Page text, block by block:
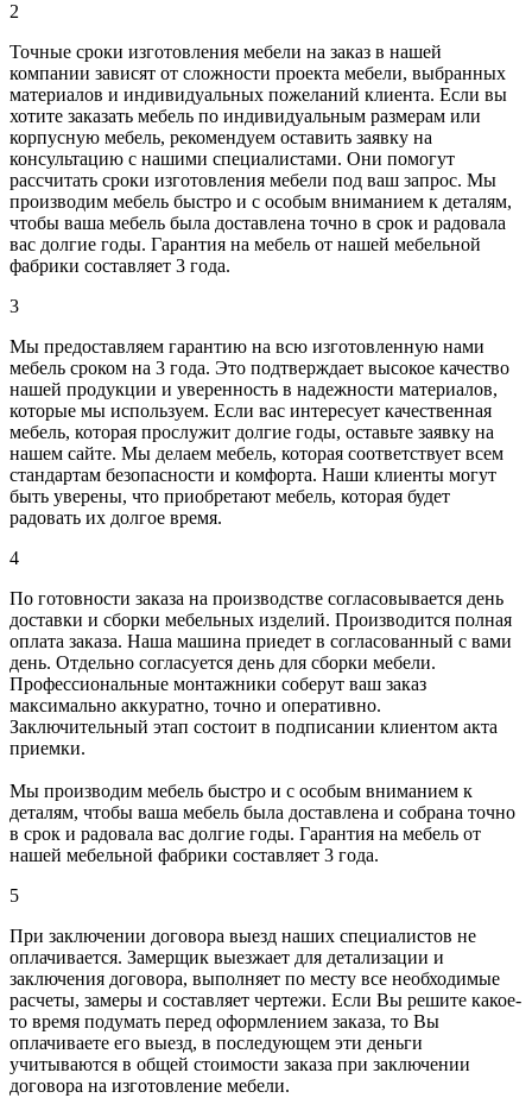
2
Точные сроки изготовления мебели на заказ в нашей
компании зависят от сложности проекта мебели, выбранных
материалов и индивидуальных пожеланий клиента. Если вы
хотите заказать мебель по индивидуальным размерам или
корпусную мебель, рекомендуем оставить заявку на
консультацию с нашими специалистами. Они помогут
рассчитать сроки изготовления мебели под ваш запрос. Мы
производим мебель быстро и с особым вниманием к деталям,
чтобы ваша мебель была доставлена точно в срок и радовала
вас долгие годы. Гарантия на мебель от нашей мебельной
фабрики составляет 3 года.
3
Мы предоставляем гарантию на всю изготовленную нами
мебель сроком на 3 года. Это подтверждает высокое качество
нашей продукции и уверенность в надежности материалов,
которые мы используем. Если вас интересует качественная
мебель, которая прослужит долгие годы, оставьте заявку на
нашем сайте. Мы делаем мебель, которая соответствует всем
стандартам безопасности и комфорта. Наши клиенты могут
быть уверены, что приобретают мебель, которая будет
радовать их долгое время.
4
По готовности заказа на производстве согласовывается день
доставки и сборки мебельных изделий. Производится полная
оплата заказа. Наша машина приедет в согласованный с вами
день. Отдельно согласуется день для сборки мебели.
Профессиональные монтажники соберут ваш заказ
максимально аккуратно, точно и оперативно.
Заключительный этап состоит в подписании клиентом акта
приемки.
Мы производим мебель быстро и с особым вниманием к
деталям, чтобы ваша мебель была доставлена и собрана точно
в срок и радовала вас долгие годы. Гарантия на мебель от
нашей мебельной фабрики составляет 3 года.
5
При заключении договора выезд наших специалистов не
оплачивается. Замерщик выезжает для детализации и
заключения договора, выполняет по месту все необходимые
расчеты, замеры и составляет чертежи. Если Вы решите какое-
то время подумать перед оформлением заказа, то Вы
оплачиваете его выезд, в последующем эти деньги
учитываются в общей стоимости заказа при заключении
договора на изготовление мебели.